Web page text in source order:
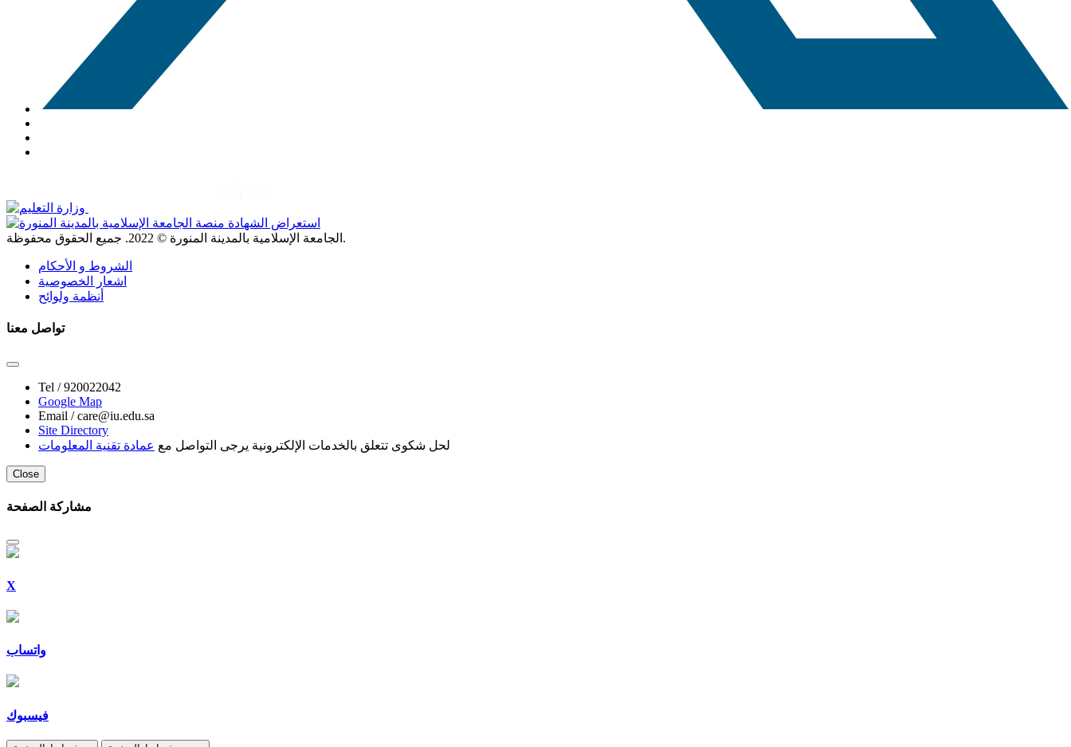
الجامعة الإسلامية بالمدينة المنورة © 2022 . جميع الحقوق محفوظة.
الشروط و الأحكام
اشعار الخصوصية
أنظمة ولوائح
تواصل معنا
Tel /920022042
Google Map
Email /care@iu.edu.sa
Site Directory
لحل شكوى تتعلق بالخدمات الإلكترونية يرجى التواصل مع عمادة تقنية المعلومات
Close
مشاركة الصفحة
X
واتساب
فيسبوك